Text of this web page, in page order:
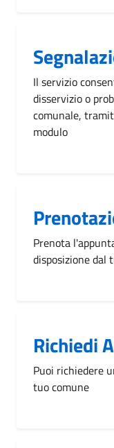
Il servizio
disservizio o
comunale,
modulo
Prenota
disposizione dal
Richiedi
Puoi richiedere
tuo comune